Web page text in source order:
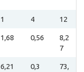
1 4 12
1,68 0,56
8,2
7
6,21 0,3
73,